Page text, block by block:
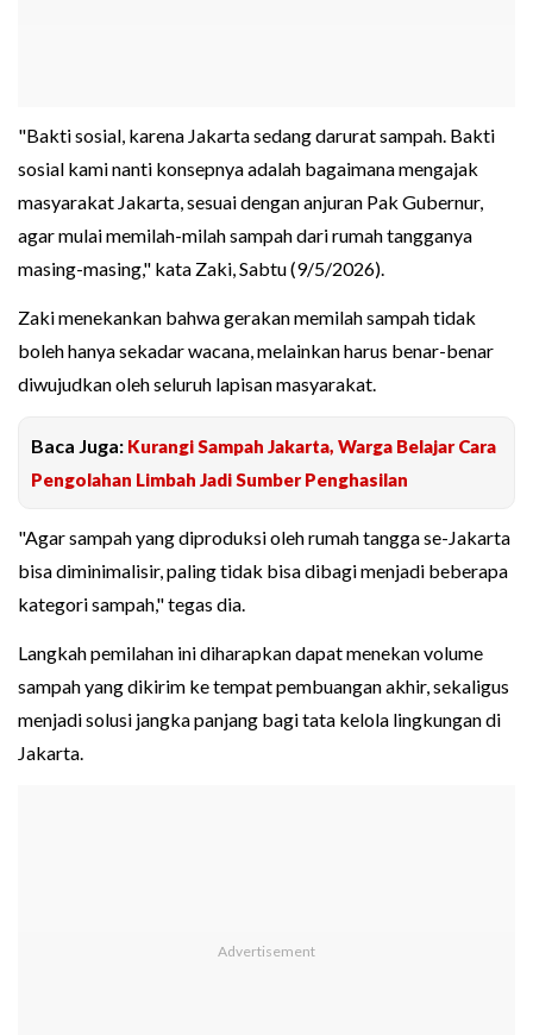
"Bakti sosial, karena Jakarta sedang darurat sampah. Bakti
sosial kami nanti konsepnya adalah bagaimana mengajak
masyarakat Jakarta, sesuai dengan anjuran Pak Gubernur,
agar mulai memilah-milah sampah dari rumah tangganya
masing-masing," kata Zaki, Sabtu (9/5/2026).
Zaki menekankan bahwa gerakan memilah sampah tidak
boleh hanya sekadar wacana, melainkan harus benar-benar
diwujudkan oleh seluruh lapisan masyarakat.
Baca Juga: Kurangi Sampah Jakarta, Warga Belajar Cara
Pengolahan Limbah Jadi Sumber Penghasilan
"Agar sampah yang diproduksi oleh rumah tangga se-Jakarta
bisa diminimalisir, paling tidak bisa dibagi menjadi beberapa
kategori sampah," tegas dia.
Langkah pemilahan ini diharapkan dapat menekan volume
sampah yang dikirim ke tempat pembuangan akhir, sekaligus
menjadi solusi jangka panjang bagi tata kelola lingkungan di
Jakarta.